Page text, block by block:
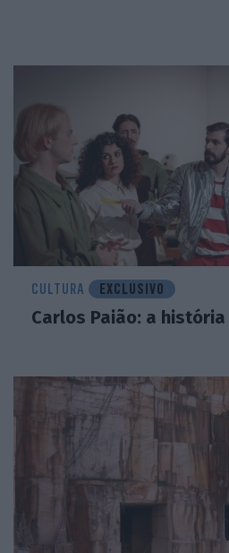
CULTURA EXCLUSIVO
Carlos Paião: a